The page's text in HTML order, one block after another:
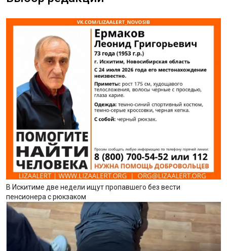
В Искитиме две недели ищут пропавшего без вести
пенсионера с рюкзаком